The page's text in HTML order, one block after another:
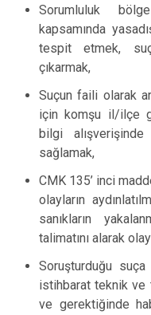
Sorumluluk
kapsamında
tespit etmek,
çıkarmak,
Suçun faili olarak
için komşu il/ilçe
bilgi
sağlamak,
CMK 135’ inci
olayların
sanıkların
talimatını alarak
Soruşturduğu suça
istihbarat teknik ve
ve gerektiğinde